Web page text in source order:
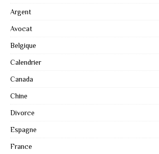
Argent
Avocat
Belgique
Calendrier
Canada
Chine
Divorce
Espagne
France